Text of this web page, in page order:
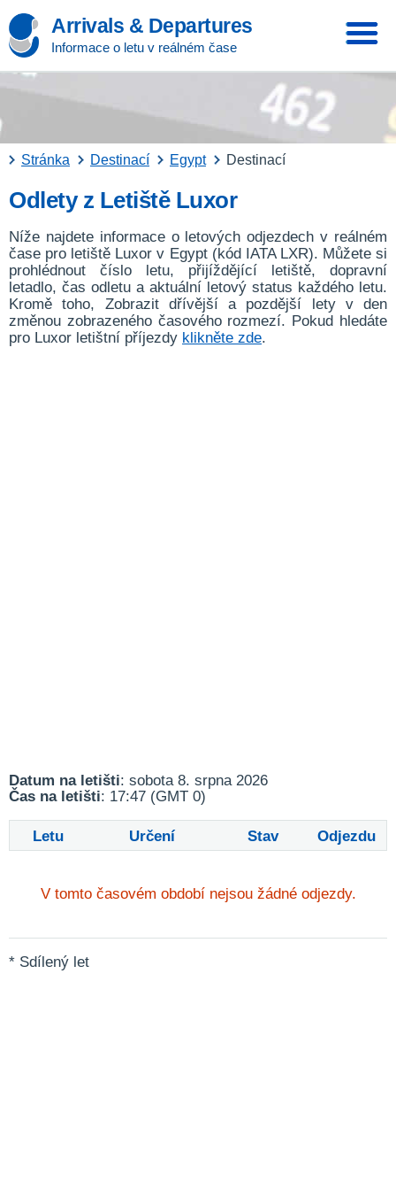
Arrivals & Departures
Informace o letu v reálném čase
Stránka Destinací Egypt Destinací
Odlety z Letiště Luxor
Níže najdete informace o letových odjezdech v reálném
čase pro letiště Luxor v Egypt (kód IATA LXR). Můžete si
prohlédnout číslo letu, přijíždějící letiště, dopravní
letadlo, čas odletu a aktuální letový status každého letu.
Kromě toho, Zobrazit dřívější a pozdější lety v den
změnou zobrazeného časového rozmezí. Pokud hledáte
pro Luxor letištní příjezdy klikněte zde.
Datum na letišti: sobota 8. srpna 2026
Čas na letišti: 17:47 (GMT 0)
Letu Určení Stav Odjezdu
V tomto časovém období nejsou žádné odjezdy.
* Sdílený let